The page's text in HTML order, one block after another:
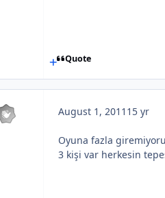
Quote
August 1, 2011 15 yr
Oyuna fazla
3 kişi var herkesin